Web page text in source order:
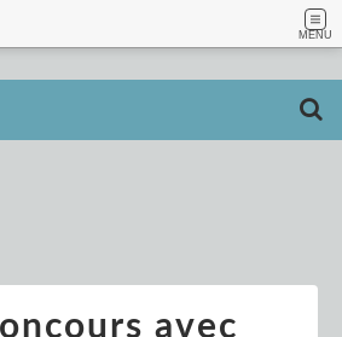
MENU
avec